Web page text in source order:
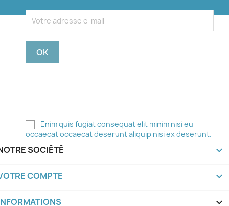
Enim quis fugiat consequat elit minim nisi eu
occaecat occaecat deserunt aliquip nisi ex deserunt.
SOCIÉTÉ 
COMPTE 
keyboard_arrow_down